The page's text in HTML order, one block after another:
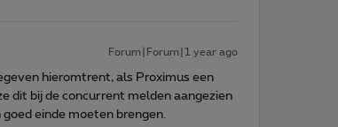
Forum|Forum|1 year ago
hieromtrent, als Proximus een
dit bij de concurrent melden aangezien
einde moeten brengen.